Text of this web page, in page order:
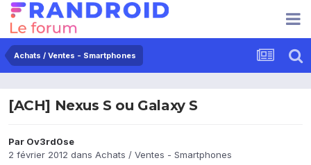
Achats / Ventes - Smartphones
[ACH] Nexus S ou Galaxy S
Par Ov3rd0se
2 février 2012 dans Achats / Ventes - Smartphones